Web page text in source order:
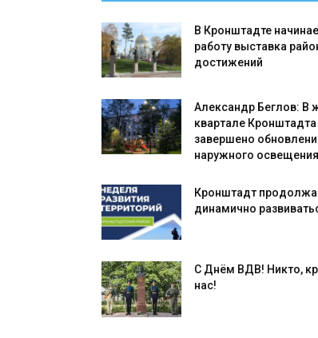
В Кронштадте
работу выставка
достижений
Александр Беглов: В
квартале Кронштадта
завершено
наружного освещения
Кронштадт
динамично
С Днём ВДВ! Никто,
нас!